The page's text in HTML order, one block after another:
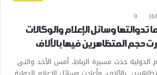
0
تدوالتها وسائل الإعلام والوكالات
حجم المتظاهرين فيها بالآلاف
الدولية حدث مسيرة الرباط، أمس الأحد والتي